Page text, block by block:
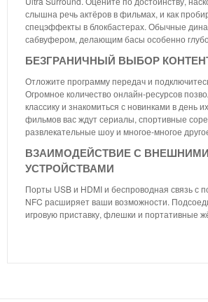
слышна речь актёров в фильмах, и как
спецэффекты в блокбастерах. Обычные
сабвуфером, делающим басы особенно
БЕЗГРАНИЧНЫЙ ВЫБОР
Отложите программу передач и
Огромное количество онлайн-ресурсов
классику и знакомиться с новинками в день
фильмов вас ждут сериалы, спортивные
развлекательные шоу и многое-многое
ВЗАИМОДЕЙСТВИЕ С ВНЕШНИМИ
УСТРОЙСТВАМИ
Порты USB и HDMI и беспроводная связь с
NFC расширяет ваши возможности.
игровую приставку, флешки и портативные